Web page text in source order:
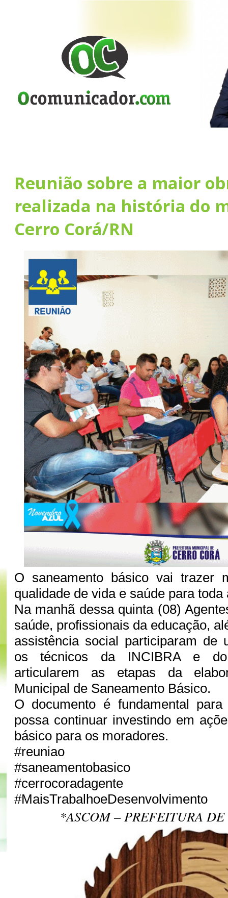
Reunião sobre a maior
realizada na história do
Cerro Corá/RN
O saneamento básico vai trazer
qualidade de vida e saúde para toda
Na manhã dessa quinta (08)
saúde, profissionais da educação,
assistência social participaram de
os técnicos da INCIBRA e
articularem as etapas da
Municipal de Saneamento Básico.
O documento é fundamental
possa continuar investindo em
básico para os moradores.
#reuniao
#saneamentobasico
#cerrocoradagente
#MaisTrabalhoeDesenvolvimento
*ASCOM – PREFEITURA DE